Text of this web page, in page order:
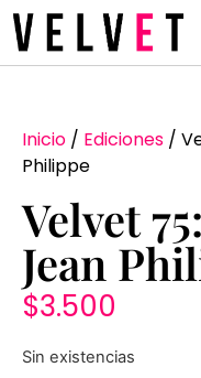
Inicio / Ediciones /
Philippe
Velvet
Jean
$3.500
Sin existencias